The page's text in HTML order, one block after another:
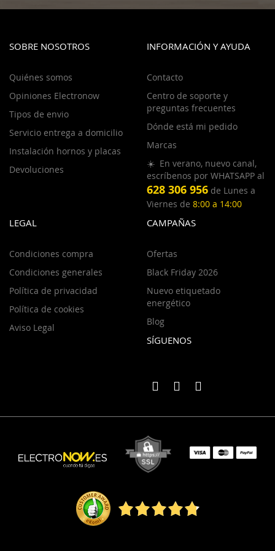
SOBRE NOSOTROS
Quiénes somos
Opiniones Electronow
Tipos de envio
Servicio entrega a domicilio
Instalación hornos y placas
Devoluciones
INFORMACIÓN Y AYUDA
Contacto
Centro de soporte y
preguntas frecuentes
Dónde está mi pedido
Marcas
☀️ En verano, nuevo canal,
escríbenos por WHATSAPP al
628 306 956 de Lunes a
Viernes de 8:00 a 14:00
LEGAL
Condiciones compra
Condiciones generales
Política de privacidad
Política de cookies
Aviso Legal
CAMPAÑAS
Ofertas
Black Friday 2026
Nuevo etiquetado
energético
Blog
SÍGUENOS